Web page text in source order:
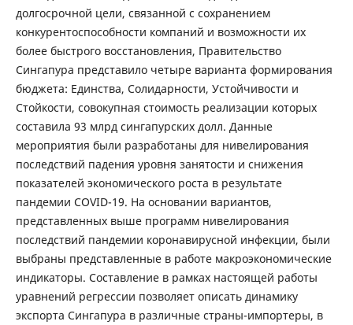
долгосрочной цели, связанной с сохранением
конкурентоспособности компаний и возможности их
более быстрого восстановления, Правительство
Сингапура представило четыре варианта формирования
бюджета: Единства, Солидарности, Устойчивости и
Стойкости, совокупная стоимость реализации которых
составила 93 млрд сингапурских долл. Данные
мероприятия были разработаны для нивелирования
последствий падения уровня занятости и снижения
показателей экономического роста в результате
пандемии COVID-19. На основании вариантов,
представленных выше программ нивелирования
последствий пандемии коронавирусной инфекции, были
выбраны представленные в работе макроэкономические
индикаторы. Составление в рамках настоящей работы
уравнений регрессии позволяет описать динамику
экспорта Сингапура в различные страны-импортеры, в